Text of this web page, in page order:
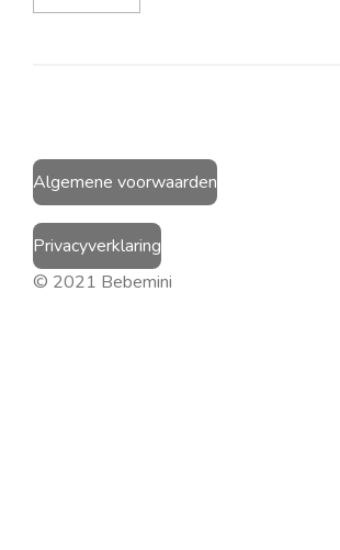
Algemene voorwaarden
Privacyverklaring
© 2021 Bebemini